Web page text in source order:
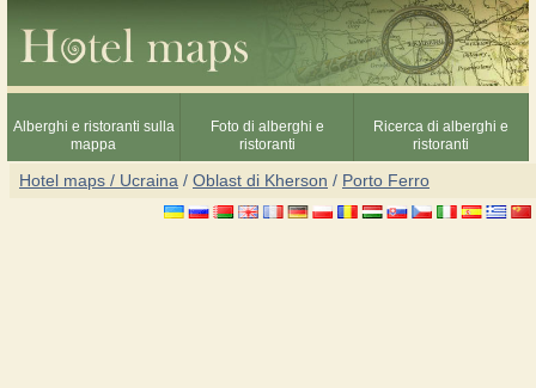
Alberghi e ristoranti sulla
mappa
Foto di alberghi e
ristoranti
Ricerca di alberghi e
ristoranti
Hotel maps / Ucraina / Oblast di Kherson / Porto Ferro